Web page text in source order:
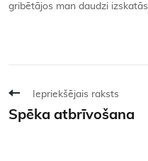
gribētājos man daudzi
Iepriekšējais raksts
Spēka atbrīvošana